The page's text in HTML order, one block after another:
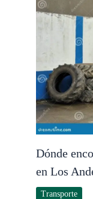
Dónde
en Los
Transporte